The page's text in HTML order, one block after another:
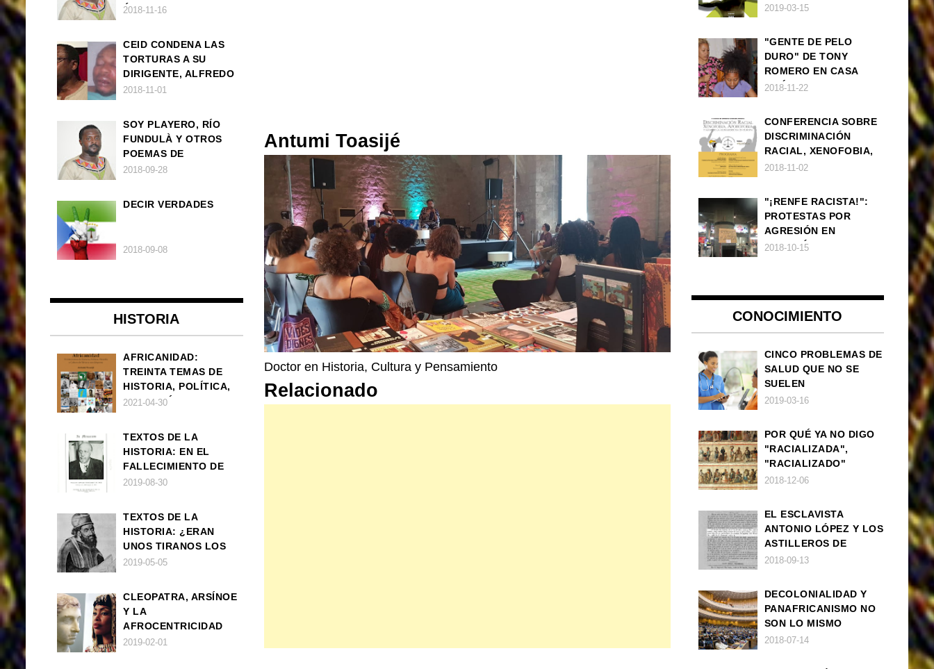
Antumi Toasijé
Doctor en Historia, Cultura y Pensamiento
Relacionado
ÁNGELES (UN CUENTO
2018-11-16
CEID CONDENA LAS
TORTURAS A SU
DIRIGENTE, ALFREDO
OKENVE
2018-11-01
SOY PLAYERO, RÍO
FUNDULÀ Y OTROS
POEMAS DE
FRANCISCO
2018-09-28
DECIR VERDADES
2018-09-08
HISTORIA
AFRICANIDAD:
TREINTA TEMAS DE
HISTORIA, POLÍTICA,
FILOSOFÍA Y CULTURA
2021-04-30
TEXTOS DE LA
HISTORIA: EN EL
FALLECIMIENTO DE
W.E.B. DU BOIS
2019-08-30
TEXTOS DE LA
HISTORIA: ¿ERAN
UNOS TIRANOS LOS
FARAONES?
2019-05-05
CLEOPATRA, ARSÍNOE
Y LA
AFROCENTRICIDAD
MAL ENTENDIDA
2019-02-01
2019-03-15
"GENTE DE PELO
DURO" DE TONY
ROMERO EN CASA
AMÉRICA
2018-11-22
CONFERENCIA SOBRE
DISCRIMINACIÓN
RACIAL, XENOFOBIA,
APOROFOBIA Y AUGE
2018-11-02
"¡RENFE RACISTA!":
PROTESTAS POR
AGRESIÓN EN
ESTACIÓN DE TREN DE
2018-10-15
CONOCIMIENTO
CINCO PROBLEMAS DE
SALUD QUE NO SE
SUELEN
DIAGNOSTICAR BIEN
2019-03-16
POR QUÉ YA NO DIGO
"RACIALIZADA",
"RACIALIZADO"
2018-12-06
EL ESCLAVISTA
ANTONIO LÓPEZ Y LOS
ASTILLEROS DE
NAVANTIA
2018-09-13
DECOLONIALIDAD Y
PANAFRICANISMO NO
SON LO MISMO
2018-07-14